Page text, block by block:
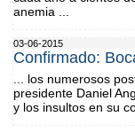
anemia ...
03-06-2015
Confirmado:
... los numerosos
presidente Daniel
y los insultos en su